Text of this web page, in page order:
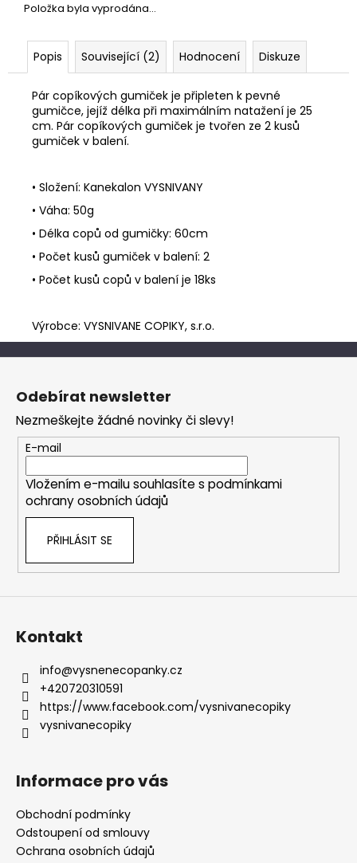
Položka byla vyprodána…
Popis Související (2) Hodnocení Diskuze
Pár copíkových gumiček je připleten k pevné
gumičce, jejíž délka při maximálním natažení je 25
cm. Pár copíkových gumiček je tvořen ze 2 kusů
gumiček v balení.
• Složení: Kanekalon VYSNIVANY
• Váha: 50g
• Délka copů od gumičky: 60cm
• Počet kusů gumiček v balení: 2
• Počet kusů copů v balení je 18ks
Výrobce: VYSNIVANE COPIKY, s.r.o.
Z
Odebírat newsletter
Nezmeškejte žádné novinky či slevy!
E-mail
Vložením e-mailu souhlasíte s podmínkami
ochrany osobních údajů
PŘIHLÁSIT SE
Kontakt
info@vysnenecopanky.cz
+420720310591
https://www.facebook.com/vysnivanecopiky
vysnivanecopiky
Informace pro vás
Obchodní podmínky
Odstoupení od smlouvy
Ochrana osobních údajů